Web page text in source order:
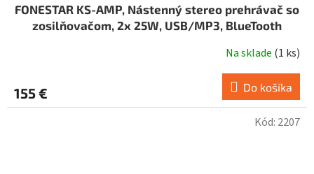
FONESTAR KS-AMP, Nástenný stereo prehrávač so
zosilňovačom, 2x 25W, USB/MP3, BlueTooth
Na sklade (1 ks)
155 € Do košíka
Kód: 2207